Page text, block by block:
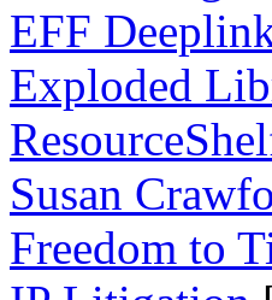
EFF
Exploded
Susan
Freedom to